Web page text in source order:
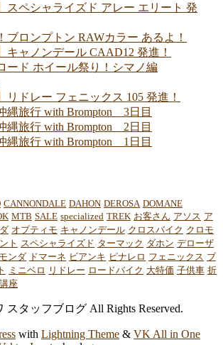
スペシャライズド アレー エリート 発
ブロンプトン RAWカラー あるよ！
キャノンデール CAAD12 発進！
ード ホイール祭り！シマノ編
リドレー フェニックス 105 発進！
縄旅行 with Brompton 3日目
縄旅行 with Brompton 2日目
縄旅行 with Brompton 1日目
CANNONDALE DAHON DEROSA DOMANE
MTB SALE specialized TREK お客さん アソス ア
オプティモ キャノンデール クロスバイク クロモ
ト スペシャライズド ターマック ダホン デローザ
ンダ ドマーネ ビアンキ ピナレロ フェニックス ブ
ミニベロ リドレー ロードバイク 大特価 子供車 折
座
スタッフブログ All Rights Reserved.
with Lightning Theme & VK All in One